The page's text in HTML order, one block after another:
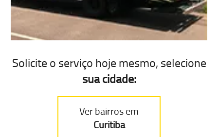
Solicite o serviço hoje mesmo, selecione
sua cidade:
Ver bairros em
Curitiba